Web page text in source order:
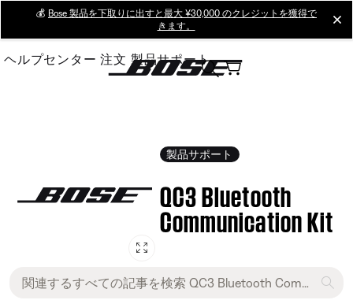
Main
💰 Bose 製品を下取りに出すと最大 ¥30,000 のクレジットを獲得で
きます。
ヘルプセンター 注文 製品サポート
製品サポート
QC3 Bluetooth
Communication Kit